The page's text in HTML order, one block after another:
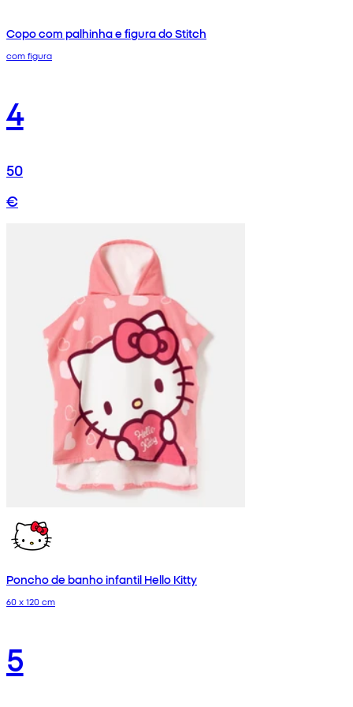
Copo com palhinha e figura do Stitch
com figura
4
50
€
Poncho de banho infantil Hello Kitty
60 x 120 cm
5